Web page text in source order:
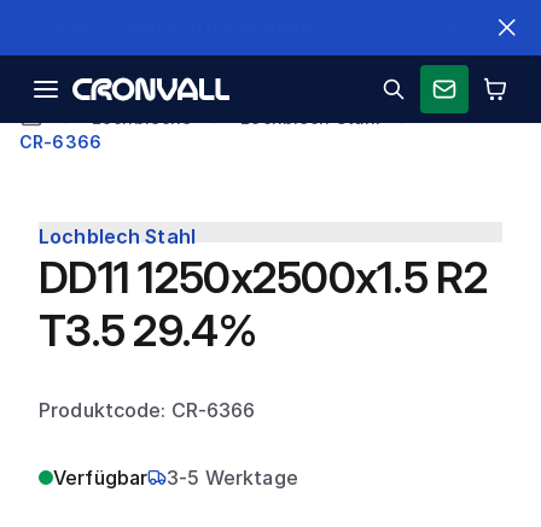
CR-6366
Lochblech Stahl
DD11 1250x2500x1.5 R2
T3.5 29.4%
Produktcode: CR-6366
Verfügbar 3-5 Werktage